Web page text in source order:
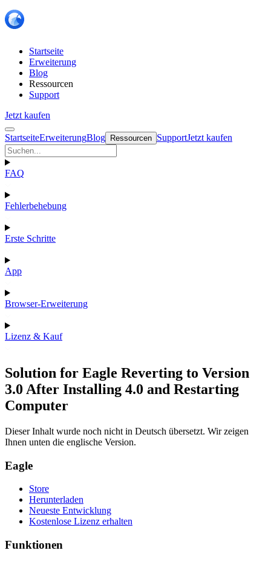
Startseite
Erweiterung
Blog
Ressourcen
Support
Jetzt kaufen
StartseiteErweiterungBlog Ressourcen SupportJetzt kaufen
FAQ
Fehlerbehebung
Erste Schritte
App
Browser-Erweiterung
Lizenz & Kauf
Solution for Eagle Reverting to Version
3.0 After Installing 4.0 and Restarting
Computer
Dieser Inhalt wurde noch nicht in Deutsch übersetzt. Wir zeigen
Ihnen unten die englische Version.
Eagle
Store
Herunterladen
Neueste Entwicklung
Kostenlose Lizenz erhalten
Funktionen